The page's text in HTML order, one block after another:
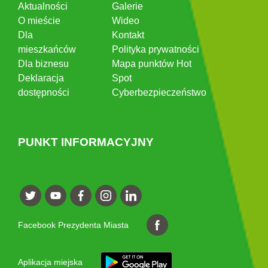
Aktualności
O mieście
Dla
mieszkańców
Dla biznesu
Deklaracja
dostępności
Galerie
Wideo
Kontakt
Polityka prywatności
Mapa punktów Hot
Spot
Cyberbezpieczeństwo
PUNKT INFORMACYJNY
Facebook Prezydenta Miasta
Aplikacja miejska